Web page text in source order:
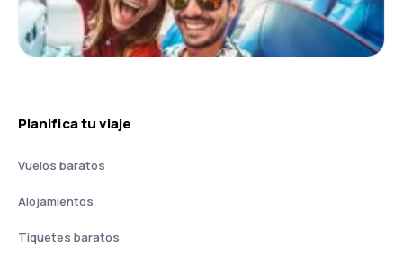
Planifica tu viaje
Vuelos baratos
Alojamientos
Tiquetes baratos